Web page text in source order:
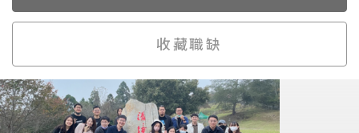
收藏職缺